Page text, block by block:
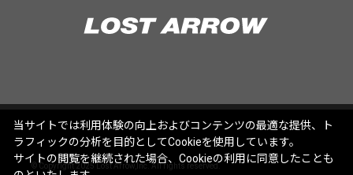
© Copyright 2025 Lost Arrow,Inc. All rights reserved.
当サイトでは利用体験の向上およびコンテンツの最適な提供、ト
ラフィックの分析を目的としてCookieを使用しています。
サイトの閲覧を継続された場合、Cookieの利用に同意したことも